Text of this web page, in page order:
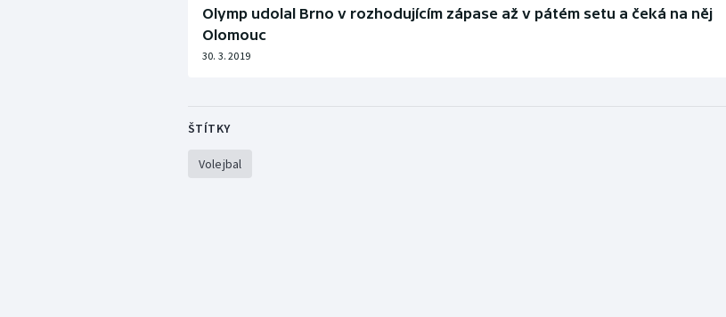
Olymp udolal Brno v rozhodujícím zápase až v pátém setu a čeká na něj
Olomouc
30. 3. 2019
ŠTÍTKY
Volejbal